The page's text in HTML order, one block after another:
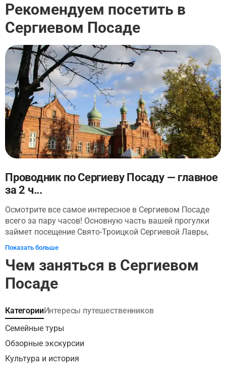
Рекомендуем посетить в
Сергиевом Посаде
Проводник по Сергиеву Посаду — главное
за 2 ч...
Осмотрите все самое интересное в Сергиевом Посаде
всего за пару часов! Основную часть вашей прогулки
займет посещение Свято-Троицкой Сергиевой Лавры,
где вы послушаете об истории монастыря и
увидите Троицкий собор — главный храм монастыря,
Трапезную палату, построенную по велению царей
Иоанна и Петра Алексеевичей, Митрополичьи покои,
Годуновых и многое другое! Затем от Красногорской
площади, расположенной перед входом в Лавру, через
Торговые ряды и Монастырский конный двор вы
пройдете до церкви Воскресения Христова. Завершится
путешествие у источника Преподобного Саввы
Сторожевского. Вы узнаете, как выйти на смотровую
Показать больше
Чем заняться в Сергиевом
Посаде
КатегорииИнтересы путешественников
Семейные туры
Обзорные экскурсии
Культура и история